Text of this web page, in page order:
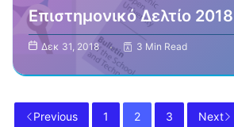
Επιστημονικό Δελτίο
Δεκ 31, 2018 3 Min Read
Previous 1 2 3 Next